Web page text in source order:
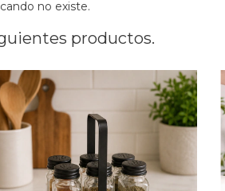
no existe.
productos.